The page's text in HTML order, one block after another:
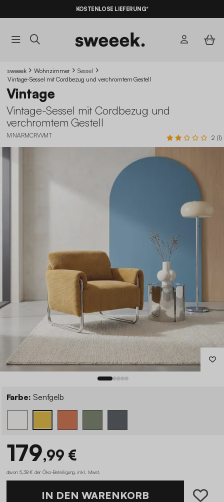
KOSTENLOSE LIEFERUNG*
sweeek Wohnzimmer
Sessel
Vintage-Sessel mit Cordbezug und verchromtem Gestell
Vintage
Vintage-Sessel mit Cordbezug und
verchromtem Gestell
IVINARMCRVVMT 2 (1)
Farbe: Senfgelb
179,99 €
davon 5,38 € der Öko-Beteiligung inkl. Mwst.
IN DEN WARENKORB